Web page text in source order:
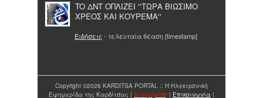
TO ΔΝΤ ΟΠΛΙΖΕΙ ''ΤΩΡΑ ΒΙΩΣΙΜΟ
ΧΡΕΟΣ ΚΑΙ ΚΟΥΡΕΜΑ''
Ειδήσεις - τελευταία θέαση [timestamp]
Copyright ©2026 KARDITSA PORTAL :: Η Ηλεκτρονική
Εφημερίδα της Καρδίτσας | Διαφήμιση | Επικοινωνία |